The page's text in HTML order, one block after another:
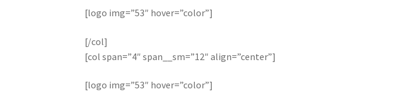
[logo img=”53″ hover=”color”]
[/col]
[col span=”4″ span__sm=”12″ align=”center”]
[logo img=”53″ hover=”color”]